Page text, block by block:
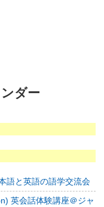
ダー
語と英語の語学交流会
英会話体験講座＠ジャ